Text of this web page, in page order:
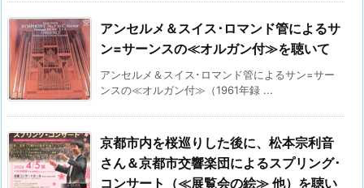
アンセルメ＆スイス･ロマンド管によるサ
ン=サーンスの≪オルガン付≫を聴いて
アンセルメ＆スイス･ロマンド管によるサン=サー
ンスの≪オルガン付≫（1961年録 ...
京都市内を桜巡りした後に、松本宗利音
さん＆京都市交響楽団によるスプリング･
コンサート（≪展覧会の絵≫ 他）を聴い